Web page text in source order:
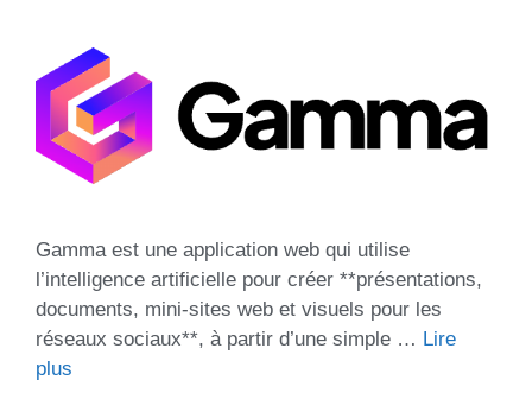
Gamma est une application web qui utilise
l’intelligence artificielle pour créer **présentations,
documents, mini-sites web et visuels pour les
réseaux sociaux**, à partir d’une simple … Lire
plus